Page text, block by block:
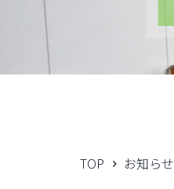
TOP お知らせ